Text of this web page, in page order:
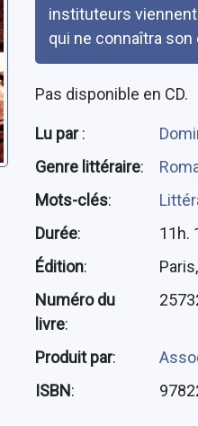
instituteurs
qui ne connaîtra
Pas disponible en CD.
Lu par:
Genre littéraire:
Mots-clés:
Durée:
11h.
Édition:
Numéro du
livre:
Produit par:
ISBN: